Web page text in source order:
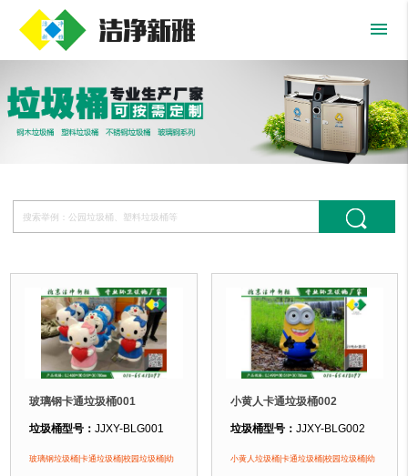
menu
玻璃钢卡通垃圾桶001
垃圾桶型号：JJXY-BLG001
垃圾桶规格：长480mm 宽510mm 高780mm
玻璃钢垃圾桶|卡通垃圾桶|校园垃圾桶|幼
小黄人卡通垃圾桶002
垃圾桶型号： JJXY-BLG002
垃圾桶规格：长490mm 宽510mm
小黄人垃圾桶|卡通垃圾桶|校园垃圾桶|幼